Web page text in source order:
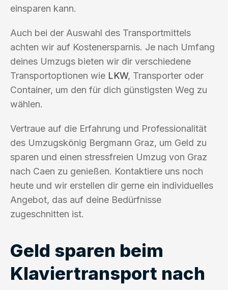
einsparen kann.
Auch bei der Auswahl des Transportmittels
achten wir auf Kostenersparnis. Je nach Umfang
deines Umzugs bieten wir dir verschiedene
Transportoptionen wie LKW, Transporter oder
Container, um den für dich günstigsten Weg zu
wählen.
Vertraue auf die Erfahrung und Professionalität
des Umzugskönig Bergmann Graz, um Geld zu
sparen und einen stressfreien Umzug von Graz
nach Caen zu genießen. Kontaktiere uns noch
heute und wir erstellen dir gerne ein individuelles
Angebot, das auf deine Bedürfnisse
zugeschnitten ist.
Geld sparen beim
Klaviertransport nach